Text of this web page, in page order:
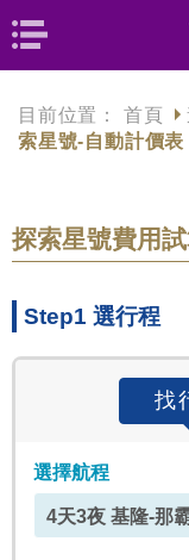
目前位置： 首頁
索星號-自動計價表
探索星號費用
Step1 選行程
找
選擇航程
4天3夜 基隆-那